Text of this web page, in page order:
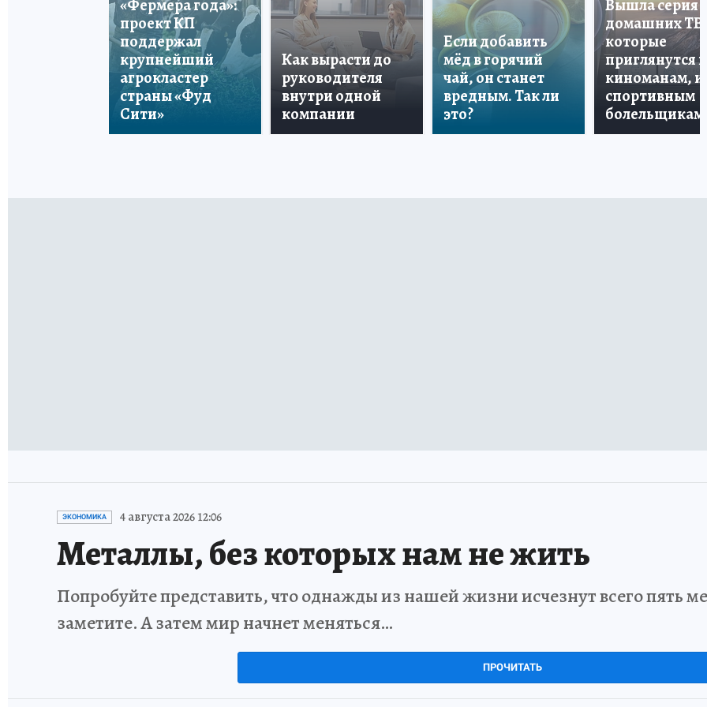
«Фермера года»:
проект КП
поддержал
крупнейший
агрокластер
страны «Фуд
Сити»
Как вырасти до
руководителя
внутри одной
компании
Если добавить
мёд в горячий
чай, он станет
вредным. Так ли
это?
Вышла серия
домашних ТВ,
которые
приглянутся и
киноманам, и
спортивным
болельщикам
ЭКОНОМИКА 4 августа 2026 12:06
Металлы, без которых нам не жить
Попробуйте представить, что однажды из нашей жизни исчезнут всего пять
заметите. А затем мир начнет меняться…
ПРОЧИТАТЬ